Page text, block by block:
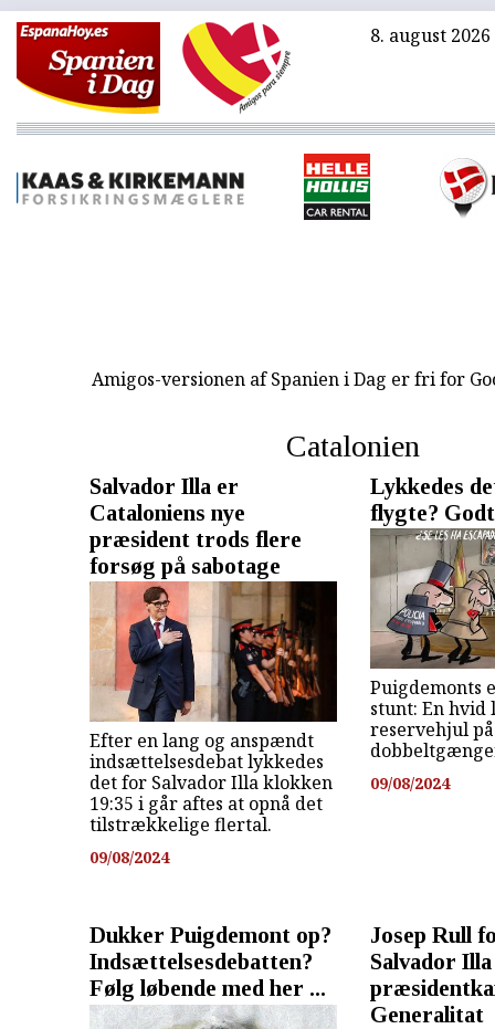
8. august 2026
Amigos-versionen af Spanien i Dag er fri for
Catalonien
Salvador Illa er
Cataloniens nye
præsident trods flere
forsøg på sabotage
Efter en lang og anspændt
indsættelsesdebat lykkedes
det for Salvador Illa klokken
19:35 i går aftes at opnå det
tilstrækkelige flertal.
09/08/2024
Lykkedes
flygte?
Puigdemonts
stunt: En hvid
reservehjul
09/08/2024
Dukker Puigdemont op?
Indsættelsesdebatten?
Følg løbende med her ...
Josep Rull
Salvador
Generalitat